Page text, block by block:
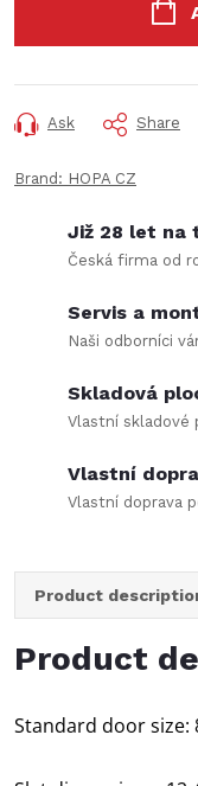
Ask Share
Brand: HOPA CZ
Již 28 let na
Česká firma od
Servis a
Naši odborníci
Skladová
Vlastní skladové
Vlastní
Vlastní doprava
Product
Product
Standard door size: